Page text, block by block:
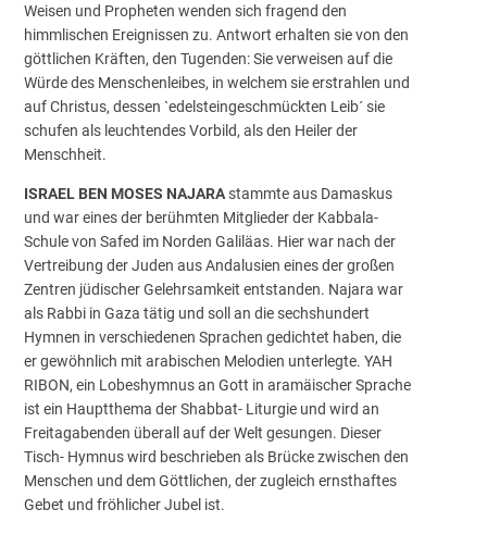
Weisen und Propheten wenden sich fragend den
himmlischen Ereignissen zu. Antwort erhalten sie von den
göttlichen Kräften, den Tugenden: Sie verweisen auf die
Würde des Menschenleibes, in welchem sie erstrahlen und
auf Christus, dessen `edelsteingeschmückten Leib´ sie
schufen als leuchtendes Vorbild, als den Heiler der
Menschheit.
ISRAEL BEN MOSES NAJARAstammte aus Damaskus
und war eines der berühmten Mitglieder der Kabbala-
Schule von Safed im Norden Galiläas. Hier war nach der
Vertreibung der Juden aus Andalusien eines der großen
Zentren jüdischer Gelehrsamkeit entstanden. Najara war
als Rabbi in Gaza tätig und soll an die sechshundert
Hymnen in verschiedenen Sprachen gedichtet haben, die
er gewöhnlich mit arabischen Melodien unterlegte. YAH
RIBON, ein Lobeshymnus an Gott in aramäischer Sprache
ist ein Hauptthema der Shabbat- Liturgie und wird an
Freitagabenden überall auf der Welt gesungen. Dieser
Tisch- Hymnus wird beschrieben als Brücke zwischen den
Menschen und dem Göttlichen, der zugleich ernsthaftes
Gebet und fröhlicher Jubel ist.